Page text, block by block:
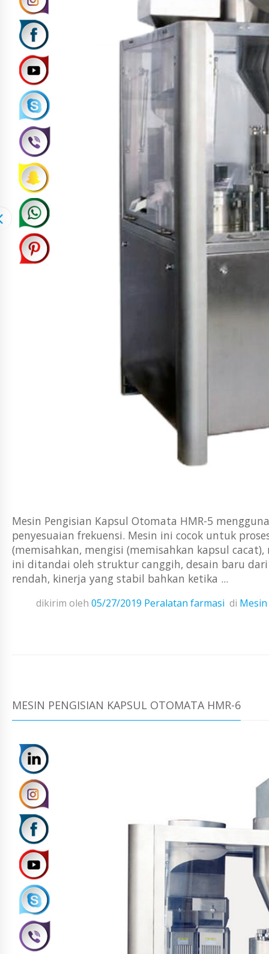
Mesin Pengisian Kapsul Otomata HMR-5
penyesuaian frekuensi. Mesin ini cocok untuk
(memisahkan, mengisi (memisahkan kapsul
ini ditandai oleh struktur canggih, desain baru
rendah, kinerja yang stabil bahkan ketika ...
dikirim oleh 05/27/2019 Peralatan farmasi di
MESIN PENGISIAN KAPSUL OTOMATA HMR-6